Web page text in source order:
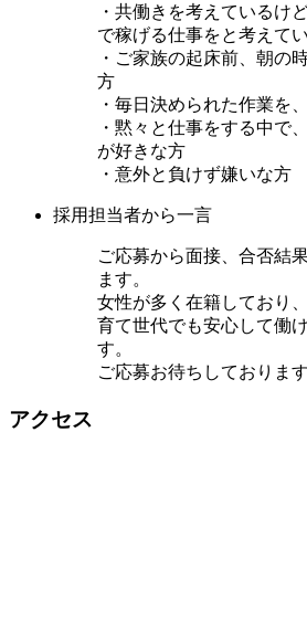
・共働きを考えているけ
で稼げる仕事をと考えて
・ご家族の起床前、朝の
方
・毎日決められた作業を
・黙々と仕事をする中で
が好きな方
・意外と負けず嫌いな方
採用担当者から一言
ご応募から面接、合否結
ます。
女性が多く在籍しており
育て世代でも安心して働
す。
ご応募お待ちしております
アクセス